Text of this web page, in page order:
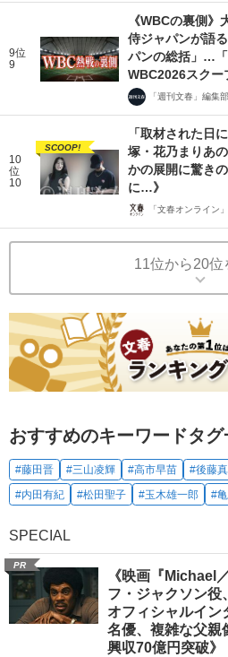
9位
9
《WBCの裏側》
侍ジャパンが語
パンの総括」…
WBC2026スクー
「週刊文春」編集部
10
位
10
SCOOP!
「取材された日
塚・花乃まりあ
かの展開に驚き
に…》
「文春オンライン
11位から20位
おすすめのキーワードタグ
#藤田晋 #三山凌輝 #高市早苗 #後藤
#内田有紀
#松田聖子 #玉木雄一郎 #
SPECIAL
PR
《映画『Michael
フ・ジャクソン役
オフィシャルイン
名優、複雑な父親
興収70億円突破》